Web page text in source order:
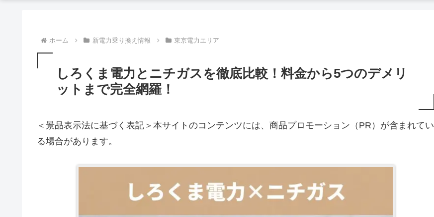
ホーム 新電力乗り換え情報 東京電力エリア
しろくま電力とニチガスを徹底比較！料金から5つのデメリ
ットまで完全網羅！
＜景品表示法に基づく表記＞本サイトのコンテンツには、商品プロモーション（PR）が含まれてい
る場合があります。